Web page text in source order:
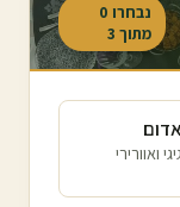
נבחרו 0
מתוך 3
ואוורירי